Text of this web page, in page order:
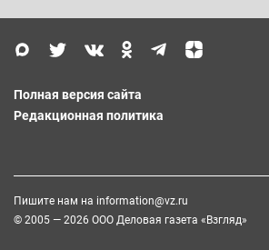
Полная версия сайта
Редакционная политика
Пишите нам на information@vz.ru
© 2005 — 2026 ООО Деловая газета «Взгляд»